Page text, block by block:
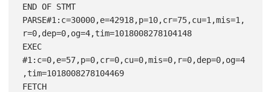
END OF STMT
PARSE#1:c=30000,e=42918,p=10,cr=75,cu=1,mis=1,
r=0,dep=0,og=4,tim=1018008278104148
EXEC
#1:c=0,e=57,p=0,cr=0,cu=0,mis=0,r=0,dep=0,og=4
,tim=1018008278104469
FETCH